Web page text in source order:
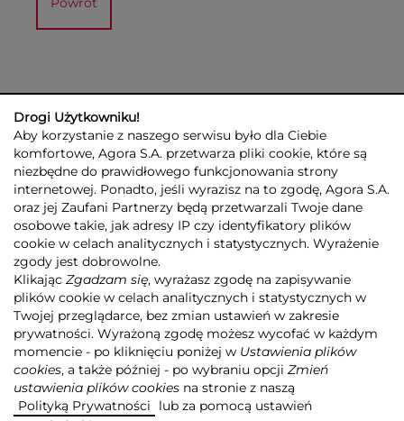
GRUPA AGORA DLA INWESTORÓW DLA MEDIÓW
REKLAMA
ESG
KONTAKT
© 2026 Copyright AGORA SA
POLITYKA PRYWATNOŚCI SERWISU AGORA.PL
POLITYKA TRANSPARENTNOŚCI
ZASTRZEŻENIE PRAWNOAUTORSKIE
INFORMACJE O USŁUGACH MEDIALNYCH
MAPA SERWISU RSS
Realizacja
Drogi Użytkowniku!
Aby korzystanie z naszego serwisu było dla Ciebie
komfortowe, Agora S.A. przetwarza pliki cookie, które są
niezbędne do prawidłowego funkcjonowania strony
internetowej. Ponadto, jeśli wyrazisz na to zgodę, Agora S.A.
oraz jej Zaufani Partnerzy będą przetwarzali Twoje dane
osobowe takie, jak adresy IP czy identyfikatory plików
cookie w celach analitycznych i statystycznych. Wyrażenie
zgody jest dobrowolne.
Klikając Zgadzam się, wyrażasz zgodę na zapisywanie
plików cookie w celach analitycznych i statystycznych w
Twojej przeglądarce, bez zmian ustawień w zakresie
prywatności. Wyrażoną zgodę możesz wycofać w każdym
momencie - po kliknięciu poniżej w Ustawienia plików
cookies, a także później - po wybraniu opcji Zmień
ustawienia plików cookies na stronie z naszą
Polityką Prywatności
lub za pomocą ustawień